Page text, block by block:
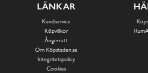
LÄNKAR
Kundservice
Köpvillkor
Ångerrätt
Om Köpstaden.se
Integritetspolicy
Cookies